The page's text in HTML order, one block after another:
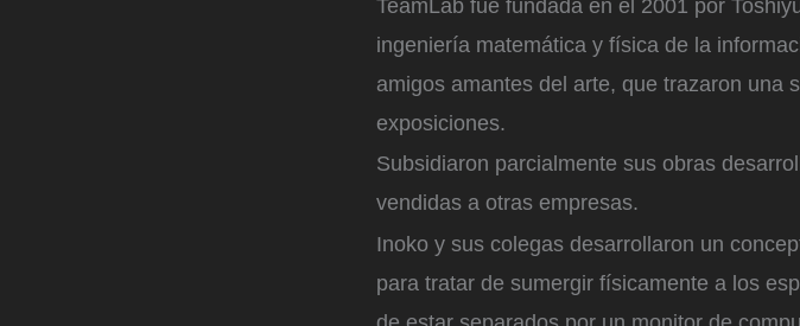
TeamLab fue fundada en el 2001 por
ingeniería matemática y física de la
amigos amantes del arte, que trazaron una
exposiciones.
Subsidiaron parcialmente sus obras
vendidas a otras empresas.
Inoko y sus colegas desarrollaron un
para tratar de sumergir físicamente a los